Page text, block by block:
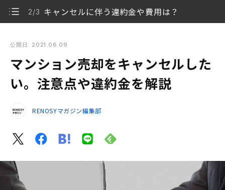
2/3 キャンセルに伴う違約金や費用は？
1/3 マンション売却は途中でキャンセルできる？
2/3 キャンセルに伴う違約金や費用は？
3/3
キャンセルは可能。ただし、売買契約後は違約金（解
公開日: 2021.06.09
マンション売却をキャンセルした
い。注意点や違約金を解説
RENOSYマガジン編集部